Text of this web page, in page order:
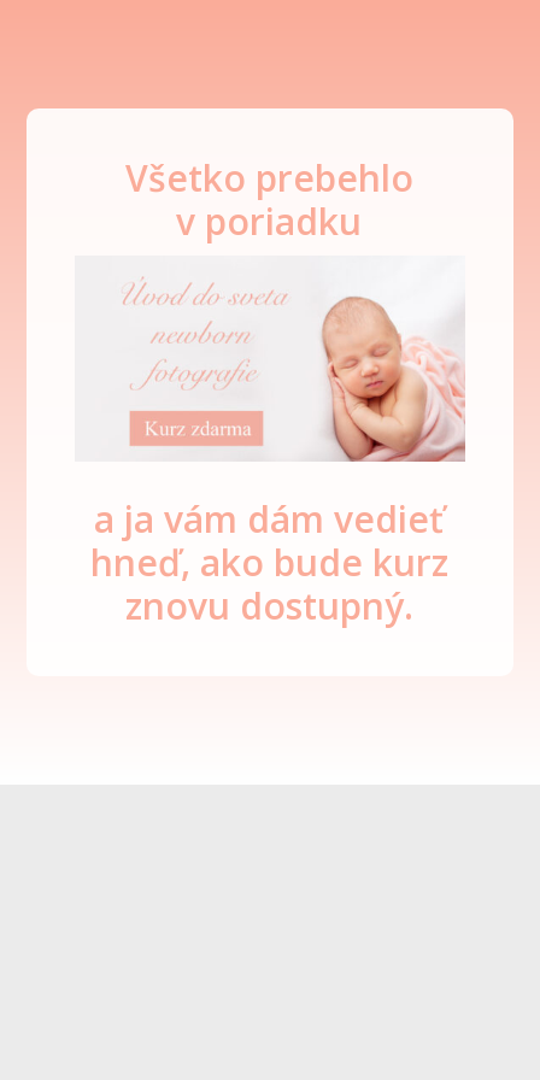
Všetko prebehlo
v poriadku
a ja vám dám vedieť
hneď, ako bude kurz
znovu dostupný.